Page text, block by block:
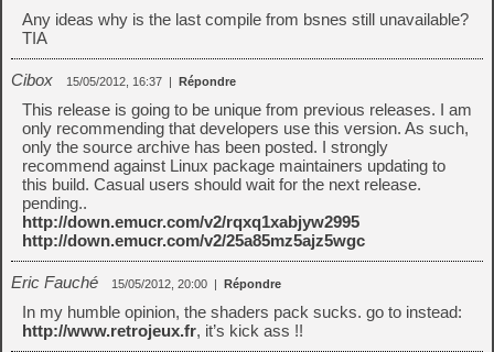
Any ideas why is the last compile from bsnes still unavailable?
TIA
Cibox 15/05/2012, 16:37 | Répondre
This release is going to be unique from previous releases. I am
only recommending that developers use this version. As such,
only the source archive has been posted. I strongly
recommend against Linux package maintainers updating to
this build. Casual users should wait for the next release.
pending..
http://down.emucr.com/v2/rqxq1xabjyw2995
http://down.emucr.com/v2/25a85mz5ajz5wgc
Eric Fauché 15/05/2012, 20:00 | Répondre
In my humble opinion, the shaders pack sucks. go to instead:
http://www.retrojeux.fr, it’s kick ass !!